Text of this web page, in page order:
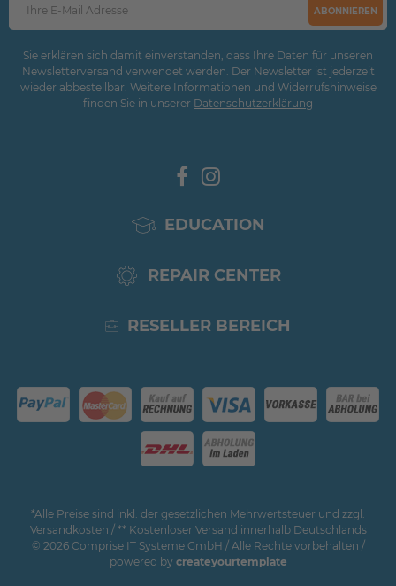
ABONNIEREN
Sie erklären sich damit einverstanden, dass Ihre Daten für unseren
Newsletterversand verwendet werden. Der Newsletter ist jederzeit
wieder abbestellbar. Weitere Informationen und Widerrufshinweise
finden Sie in unserer Daten­schutz­erklärung
EDUCATION
REPAIR CENTER
RESELLER BEREICH
*Alle Preise sind inkl. der gesetzlichen Mehrwertsteuer und zzgl.
Versandkosten / ** Kostenloser Versand innerhalb Deutschlands
© 2026 Comprise IT Systeme GmbH / Alle Rechte vorbehalten /
powered by createyourtemplate